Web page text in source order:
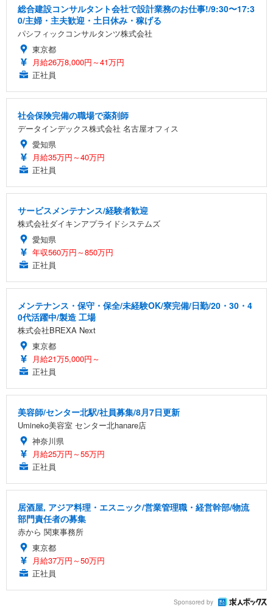
総合建設コンサルタント会社で設計業務のお仕事!/9:30〜17:3
0/主婦・主夫歓迎・土日休み・稼げる
パシフィックコンサルタンツ株式会社
東京都
月給26万8,000円～41万円
正社員
社会保険完備の職場で薬剤師
データインデックス株式会社 名古屋オフィス
愛知県
月給35万円～40万円
正社員
サービスメンテナンス/経験者歓迎
株式会社ダイキンアプライドシステムズ
愛知県
年収560万円～850万円
正社員
メンテナンス・保守・保全/未経験OK/寮完備/日勤/20・30・4
0代活躍中/製造 工場
株式会社BREXA Next
東京都
月給21万5,000円～
正社員
美容師/センター北駅/社員募集/8月7日更新
Umineko美容室 センター北hanare店
神奈川県
月給25万円～55万円
正社員
居酒屋, アジア料理・エスニック/営業管理職・経営幹部/物流
部門責任者の募集
赤から 関東事務所
東京都
月給37万円～50万円
正社員
Sponsored by